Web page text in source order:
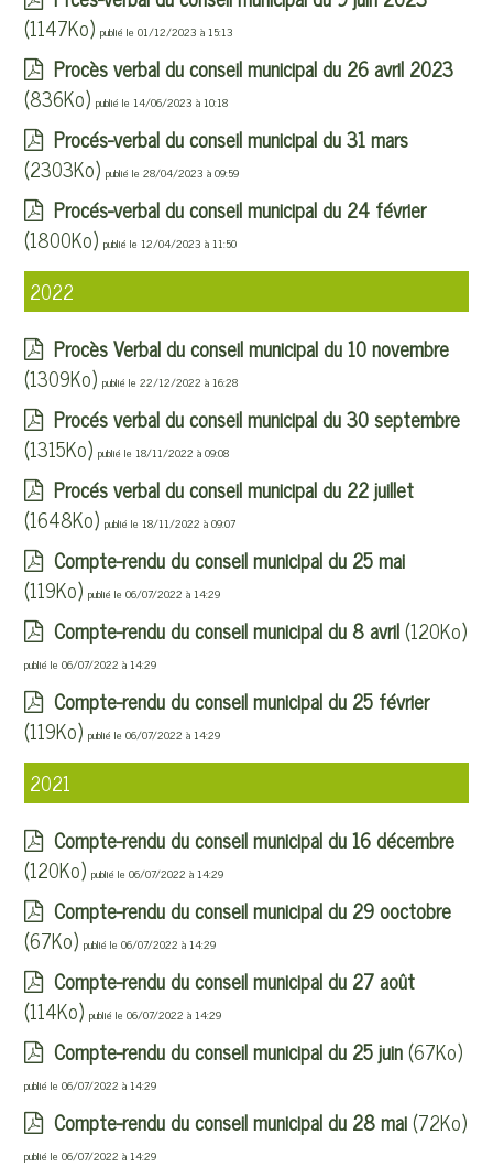
(1147Ko)publié le 01/12/2023 à 15:13
Procès verbal du conseil municipal du 26 avril 2023
(836Ko)publié le 14/06/2023 à 10:18
Procés-verbal du conseil municipal du 31 mars
(2303Ko)publié le 28/04/2023 à 09:59
Procés-verbal du conseil municipal du 24 février
(1800Ko)publié le 12/04/2023 à 11:50
2022
Procès Verbal du conseil municipal du 10 novembre
(1309Ko)publié le 22/12/2022 à 16:28
Procés verbal du conseil municipal du 30 septembre
(1315Ko)publié le 18/11/2022 à 09:08
Procés verbal du conseil municipal du 22 juillet
(1648Ko)publié le 18/11/2022 à 09:07
Compte-rendu du conseil municipal du 25 mai
(119Ko)publié le 06/07/2022 à 14:29
Compte-rendu du conseil municipal du 8 avril(120Ko)
publié le 06/07/2022 à 14:29
Compte-rendu du conseil municipal du 25 février
(119Ko)publié le 06/07/2022 à 14:29
2021
Compte-rendu du conseil municipal du 16 décembre
(120Ko)publié le 06/07/2022 à 14:29
Compte-rendu du conseil municipal du 29 ooctobre
(67Ko)publié le 06/07/2022 à 14:29
Compte-rendu du conseil municipal du 27 août
(114Ko)publié le 06/07/2022 à 14:29
Compte-rendu du conseil municipal du 25 juin(67Ko)
publié le 06/07/2022 à 14:29
Compte-rendu du conseil municipal du 28 mai(72Ko)
publié le 06/07/2022 à 14:29